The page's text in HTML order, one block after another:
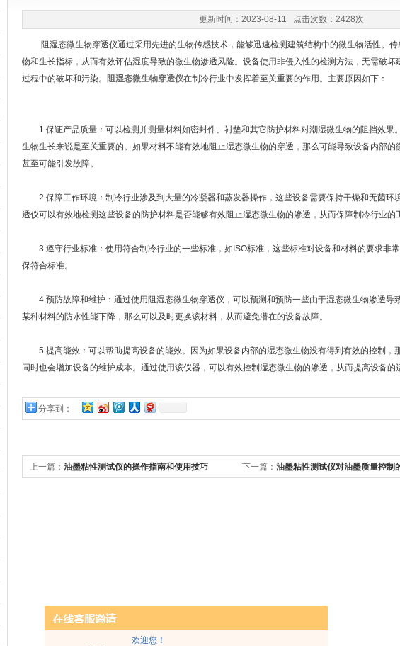
欢迎您！
更新时间：2023-08-11 点击次数：2428次
阻湿态微生物穿透仪通过采用先进的生物传感技术，能够迅速检测建筑结构中的微生物活性。传
物和生长指标，从而有效评估湿度导致的微生物渗透风险。设备使用非侵入性的检测方法，无需破
过程中的破坏和污染。
阻湿态微生物穿透仪在制冷行业中发挥着至关重要的作用。主要原因如下：
1.保证产品质量：可以检测并测量材料如密封件、衬垫和其它防护材料对潮湿微生物的阻挡效果
生物生长来说是至关重要的。如果材料不能有效地阻止湿态微生物的穿透，那么可能导致设备内部的
甚至可能引发故障。
2.保障工作环境：制冷行业涉及到大量的冷凝器和蒸发器操作，这些设备需要保持干燥和无菌环
透仪可以有效地检测这些设备的防护材料是否能够有效阻止湿态微生物的渗透，从而保障制冷行业的
3.遵守行业标准：使用符合制冷行业的一些标准，如ISO标准，这些标准对设备和材料的要求非
保符合标准。
4.预防故障和维护：通过使用阻湿态微生物穿透仪，可以预测和预防一些由于湿态微生物渗透导
某种材料的防水性能下降，那么可以及时更换该材料，从而避免潜在的设备故障。
5.提高能效：可以帮助提高设备的能效。因为如果设备内部的湿态微生物没有得到有效的控制，
同时也会增加设备的维护成本。通过使用该仪器，可以有效控制湿态微生物的渗透，从而提高设备的
分享到：
上一篇： 油墨粘性测试仪的操作指南和使用技巧 下一篇： 油墨粘性测试仪对油墨质量控制